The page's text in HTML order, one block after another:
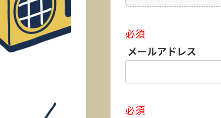
必須
メールアドレス
必須